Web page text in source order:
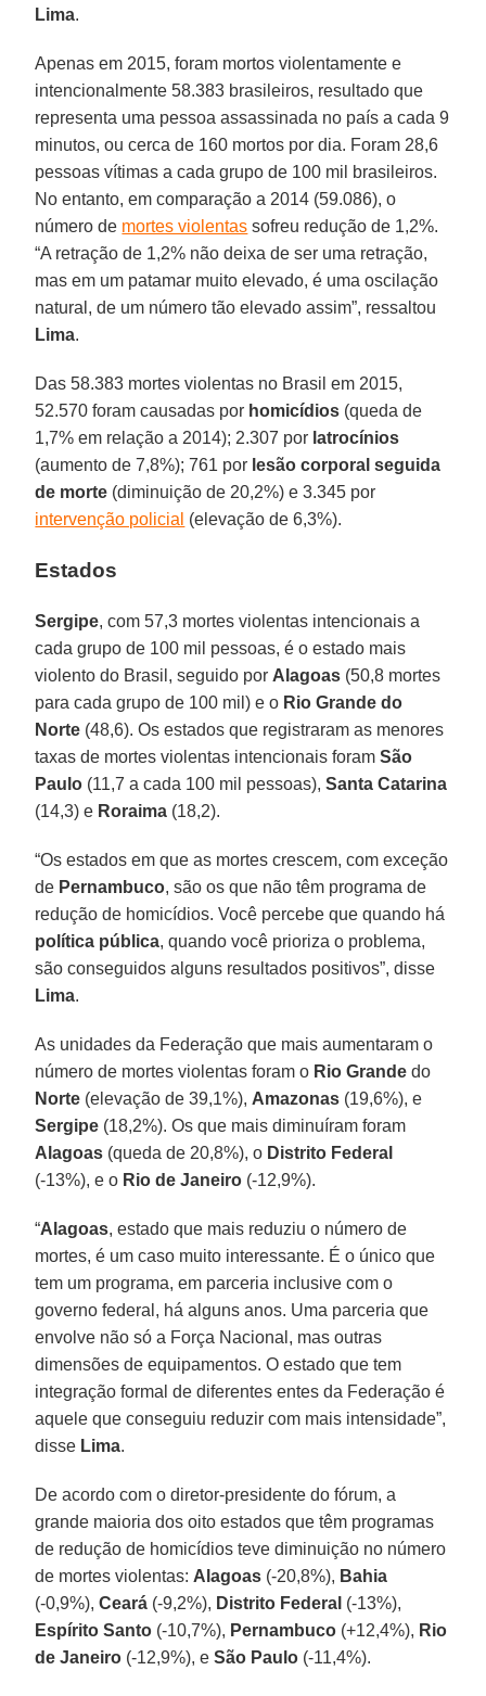
Lima.
Apenas em 2015, foram mortos violentamente e
intencionalmente 58.383 brasileiros, resultado que
representa uma pessoa assassinada no país a cada 9
minutos, ou cerca de 160 mortos por dia. Foram 28,6
pessoas vítimas a cada grupo de 100 mil brasileiros.
No entanto, em comparação a 2014 (59.086), o
número de mortes violentas sofreu redução de 1,2%.
“A retração de 1,2% não deixa de ser uma retração,
mas em um patamar muito elevado, é uma oscilação
natural, de um número tão elevado assim”, ressaltou
Lima.
Das 58.383 mortes violentas no Brasil em 2015,
52.570 foram causadas por homicídios (queda de
1,7% em relação a 2014); 2.307 por latrocínios
(aumento de 7,8%); 761 por lesão corporal seguida
de morte (diminuição de 20,2%) e 3.345 por
intervenção policial (elevação de 6,3%).
Estados
Sergipe, com 57,3 mortes violentas intencionais a
cada grupo de 100 mil pessoas, é o estado mais
violento do Brasil, seguido por Alagoas (50,8 mortes
para cada grupo de 100 mil) e o Rio Grande do
Norte (48,6). Os estados que registraram as menores
taxas de mortes violentas intencionais foramSão
Paulo (11,7 a cada 100 mil pessoas),Santa Catarina
(14,3) e Roraima (18,2).
“Os estados em que as mortes crescem, com exceção
de Pernambuco, são os que não têm programa de
redução de homicídios. Você percebe que quando há
política pública, quando você prioriza o problema,
são conseguidos alguns resultados positivos”, disse
Lima.
As unidades da Federação que mais aumentaram o
número de mortes violentas foram o Rio Grande do
Norte (elevação de 39,1%), Amazonas (19,6%), e
Sergipe (18,2%). Os que mais diminuíram foram
Alagoas (queda de 20,8%), o Distrito Federal
(-13%), e o Rio de Janeiro (-12,9%).
“Alagoas, estado que mais reduziu o número de
mortes, é um caso muito interessante. É o único que
tem um programa, em parceria inclusive com o
governo federal, há alguns anos. Uma parceria que
envolve não só a Força Nacional, mas outras
dimensões de equipamentos. O estado que tem
integração formal de diferentes entes da Federação é
aquele que conseguiu reduzir com mais intensidade”,
disse Lima.
De acordo com o diretor-presidente do fórum, a
grande maioria dos oito estados que têm programas
de redução de homicídios teve diminuição no número
de mortes violentas: Alagoas (-20,8%), Bahia
(-0,9%),Ceará (-9,2%), Distrito Federal (-13%),
Espírito Santo (-10,7%), Pernambuco (+12,4%), Rio
de Janeiro (-12,9%), eSão Paulo (-11,4%).